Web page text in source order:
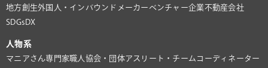
地方創生外国人・インバウンド メーカー ベンチャー企業不動産会社
SDGs DX
人物系
マニアさん専門家 職人 協会・団体アスリート・チーム コーディネーター